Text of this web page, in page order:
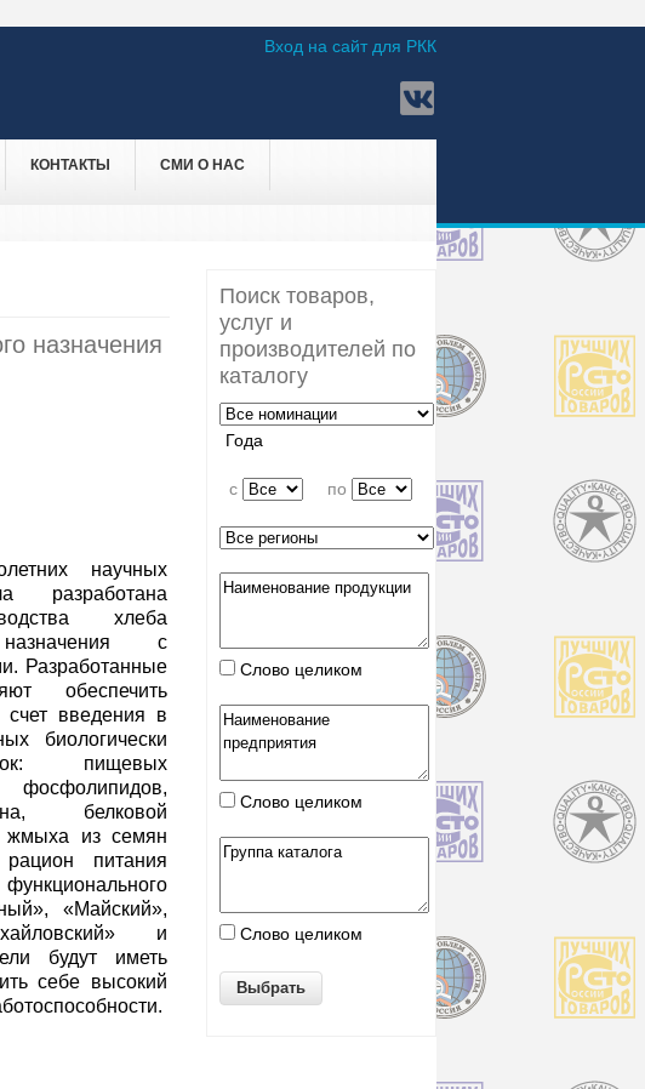
Вход на сайт для РКК
КОНТАКТЫ СМИ О НАС
назначения
научных
разработана
хлеба
назначения с
Разработанные
обеспечить
счет введения в
биологически
пищевых
белковой
жмыха из семян
питания
«Майский»,
и
будут иметь
себе высокий
Поиск товаров,
услуг и
производителей по
каталогу
Года
c по
Слово целиком
Слово целиком
Слово целиком